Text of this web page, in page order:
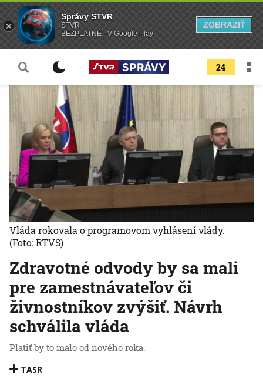
24
Zdravotné odvody by sa mali
pre zamestnávateľov či
živnostníkov zvýšiť. Návrh
schválila vláda
Platiť by to malo od nového roka.
TASR
Vláda rokovala o programovom vyhlásení vlády.
(Foto: RTVS)
Správy STVR
STVR
BEZPLATNÉ - V Google Play
ZOBRAZIŤ